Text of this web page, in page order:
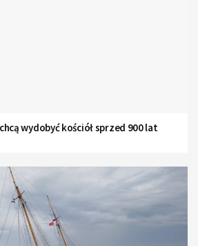
wydobyć kościół sprzed 900 lat